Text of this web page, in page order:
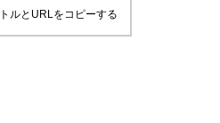
ルとURLをコピーする